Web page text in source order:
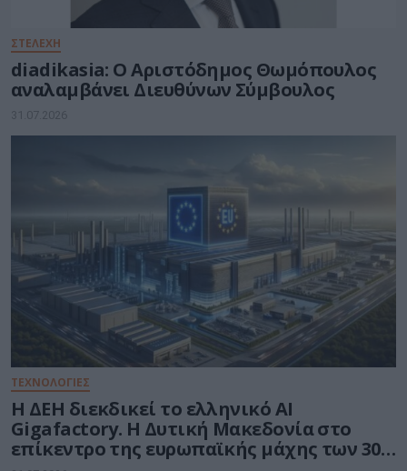
ΣΤΕΛΕΧΗ
diadikasia: Ο Αριστόδημος Θωμόπουλος
αναλαμβάνει Διευθύνων Σύμβουλος
31.07.2026
ΤΕΧΝΟΛΟΓΙΕΣ
Η ΔΕΗ διεκδικεί το ελληνικό AI
Gigafactory. Η Δυτική Μακεδονία στο
επίκεντρο της ευρωπαϊκής μάχης των 30